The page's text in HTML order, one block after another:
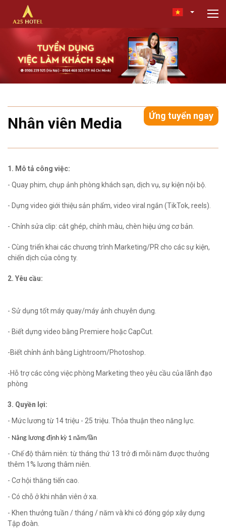
Ứng tuyển ngay
Nhân viên Media
1. Mô tả công việc:
- Quay phim, chụp ảnh phòng khách sạn, dịch vụ, sự kiện nội bộ.
- Dựng video giới thiệu sản phẩm, video viral ngắn (TikTok, reels).
- Chỉnh sửa clip: cắt ghép, chỉnh màu, chèn hiệu ứng cơ bản.
- Cùng triển khai các chương trình Marketing/PR cho các sự kiện,
chiến dịch của công ty.
2. Yêu cầu:
- Sử dụng tốt máy quay/máy ảnh chuyên dụng.
- Biết dựng video bằng Premiere hoặc CapCut.
-Biết chỉnh ảnh bằng Lightroom/Photoshop.
-Hỗ trợ các công việc phòng Marketing theo yêu cầu của lãnh đạo
phòng
3. Quyền lợi:
- Mức lương từ 14 triệu - 25 triệu. Thỏa thuận theo năng lực.
- Nâng lương định kỳ 1 năm/lần
- Chế độ thâm niên: từ tháng thứ 13 trở đi mỗi năm được thưởng
thêm 1% lương thâm niên.
- Cơ hội thăng tiến cao.
- Có chỗ ở khi nhân viên ở xa.
- Khen thưởng tuần / tháng / năm và khi có đóng góp xây dựng
Tập đoàn.